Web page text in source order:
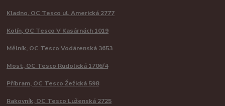
Kladno, OC Tesco ul. Americká 2777
Kolín, OC Tesco V Kasárnách 1019
Mělník, OC Tesco Vodárenská 3653
Most, OC Tesco Rudolická 1706/4
Příbram, OC Tesco Žežická 598
Rakovník, OC Tesco Luženská 2725